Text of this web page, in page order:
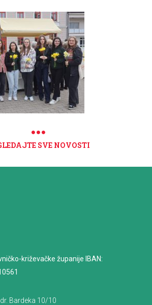
SVE NOVOSTI
križevačke županije IBAN:
Bardeka 10/10